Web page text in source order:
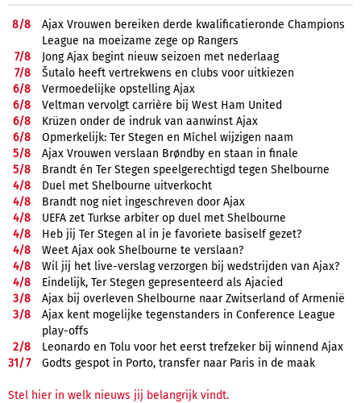
8/8
Ajax Vrouwen bereiken derde kwalificatieronde Champions
League na moeizame zege op Rangers
7/8
Jong Ajax begint nieuw seizoen met nederlaag
7/8
Šutalo heeft vertrekwens en clubs voor uitkiezen
6/8
Vermoedelijke opstelling Ajax
6/8
Veltman vervolgt carrière bij West Ham United
6/8
Krüzen onder de indruk van aanwinst Ajax
6/8
Opmerkelijk: Ter Stegen en Míchel wijzigen naam
5/8
Ajax Vrouwen verslaan Brøndby en staan in finale
5/8
Brandt én Ter Stegen speelgerechtigd tegen Shelbourne
4/8
Duel met Shelbourne uitverkocht
4/8
Brandt nog niet ingeschreven door Ajax
4/8
UEFA zet Turkse arbiter op duel met Shelbourne
4/8
Heb jij Ter Stegen al in je favoriete basiself gezet?
4/8
Weet Ajax ook Shelbourne te verslaan?
4/8
Wil jij het live-verslag verzorgen bij wedstrijden van Ajax?
4/8
Eindelijk, Ter Stegen gepresenteerd als Ajacied
3/8
Ajax bij overleven Shelbourne naar Zwitserland of Armenië
3/8
Ajax kent mogelijke tegenstanders in Conference League
play-offs
2/8
Leonardo en Tolu voor het eerst trefzeker bij winnend Ajax
31/7 Godts gespot in Porto, transfer naar Paris in de maak
Stel hier in welk nieuws jij belangrijk vindt.